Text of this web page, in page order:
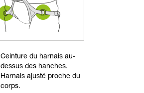
Ceinture du harnais au-
dessus des hanches.
Harnais ajusté proche du
corps.